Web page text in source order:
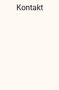
Kontakt